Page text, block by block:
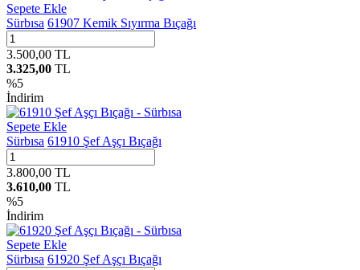
Sepete Ekle
Sürbısa 61907 Kemik Sıyırma Bıçağı
3.500,00 TL
3.325,00 TL
%5
İndirim
Sepete Ekle
Sürbısa 61910 Şef Aşçı Bıçağı
3.800,00 TL
3.610,00 TL
%5
İndirim
Sepete Ekle
Sürbısa 61920 Şef Aşçı Bıçağı